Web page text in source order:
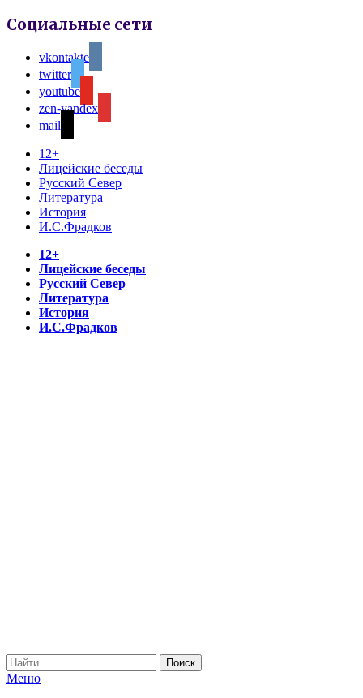
Социальные сети
vkontakte
twitter
youtube
zen-yandex
mail
12+
Лицейские беседы
Русский Север
Литература
История
И.С.Фрадков
12+
Лицейские беседы
Русский Север
Литература
История
И.С.Фрадков
Меню